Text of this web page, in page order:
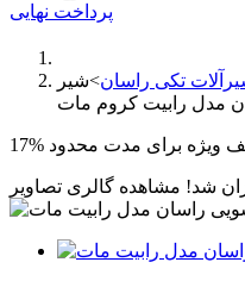
پرداخت نهایی
تکی راسان>شیر
مدل رابیت کروم مات
17% ویژه برای مدت محدود
شد! مشاهده گالری تصاویر